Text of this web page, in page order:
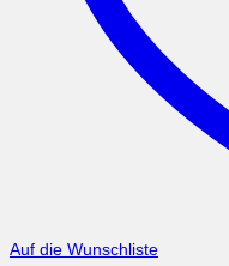
Auf die Wunschliste